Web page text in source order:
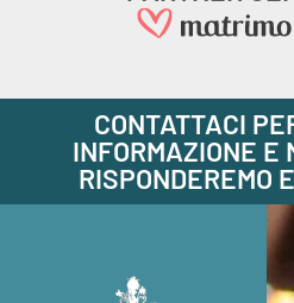
CONTATTACI
INFORMAZIONE E
RISPONDEREMO